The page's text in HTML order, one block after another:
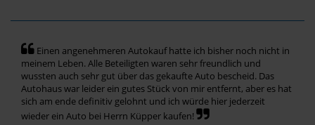
Einen angenehmeren Autokauf hatte ich bisher noch nicht in
meinem Leben. Alle Beteiligten waren sehr freundlich und
wussten auch sehr gut über das gekaufte Auto bescheid. Das
Autohaus war leider ein gutes Stück von mir entfernt, aber es hat
sich am ende definitiv gelohnt und ich würde hier jederzeit
wieder ein Auto bei Herrn Küpper kaufen!